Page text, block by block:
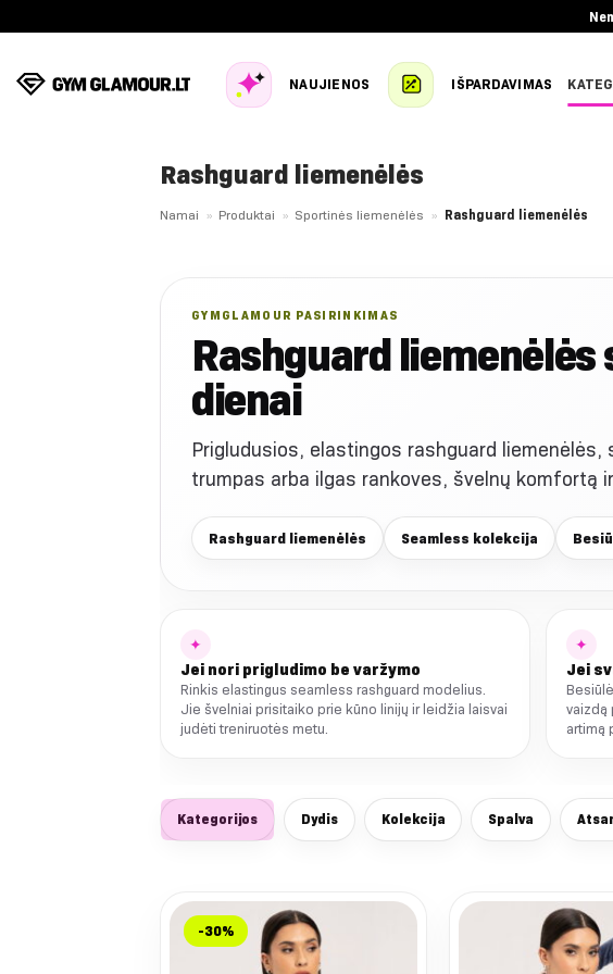
to
NAUJIENOS IŠPARDAVIMAS
Rashguard liemenėlės
Namai » Produktai » Sportinės liemenėlės » Rashguard liemenėlės
GYMGLAMOUR PASIRINKIMAS
Rashguard
dienai
Prigludusios, elastingos rashguard
trumpas arba ilgas rankoves, švelnų komfortą
Rashguard liemenėlės Seamless kolekcija
✦
Jei nori prigludimo be varžymo
Rinkis elastingus seamless rashguard modelius.
Jie švelniai prisitaiko prie kūno linijų ir leidžia laisvai
judėti treniruotės metu.
✦
Jei
vaizdą
artimą
Kategorijos Dydis Kolekcija Spalva
-30%